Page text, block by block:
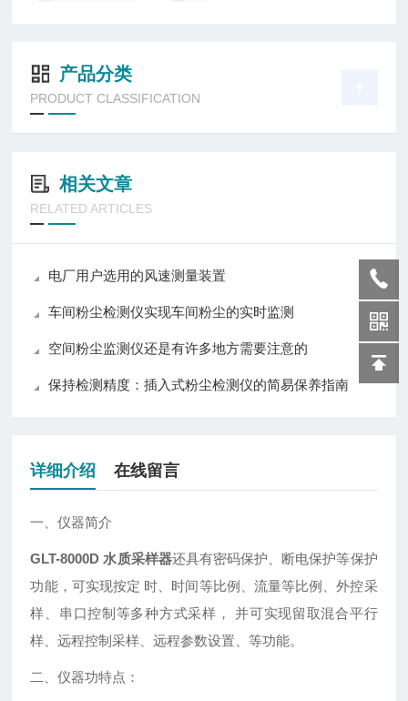
产品分类
PRODUCT CLASSIFICATION
相关文章
RELATED ARTICLES
电厂用户选用的风速测量装置
车间粉尘检测仪实现车间粉尘的实时监测
空间粉尘监测仪还是有许多地方需要注意的
保持检测精度：插入式粉尘检测仪的简易保养指南
详细介绍 在线留言
一、仪器简介
GLT-8000D 水质采样器还具有密码保护、断电保护等保护
功能，可实现按定 时、时间等比例、流量等比例、外控采
样、串口控制等多种方式采样， 并可实现留取混合平行
样、远程控制采样、远程参数设置、等功能。
二、仪器功特点：